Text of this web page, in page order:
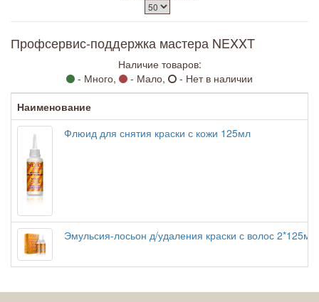
Профсервис-поддержка мастера NEXXT
Наличие товаров:
- Много,
- Мало,
- Нет в наличии
Наименование
Флюид для снятия краски с кожи 125мл
Эмульсия-лосьон д/удаления краски с волос 2*125мл